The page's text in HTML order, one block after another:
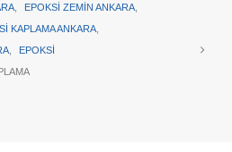
EPOKSI ZEMIN ANKARA
KAPLAMA ANKARA
EPOKSI